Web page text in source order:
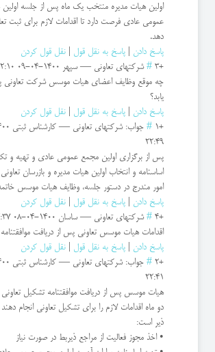
اولین هیات مدیره منتخب یک ماه پس از جلسه
عمومی عادی فرصت دارد تا اقدامات لازم برای ثبت
دهد.
پاسخ دادن
پاسخ به نقل قول
نقل قول کردن
+3
# شرکتهای تعاونی —سپهر 1400-04-09 22:10
چه موقع وظایف اعضای هیات موسس شرکت تعاونی
یابد؟
پاسخ دادن
پاسخ به نقل قول
نقل قول کردن
+1
# جواب: شرکتهای تعاونی — کارشناس ثبتی
22:49
پس از برگزاری اولین مجمع عمومی عادی و تهیه و
اساسنامه و انتخاب اولین هیات مدیره و بازرسان تعاونی
امور مندرج در دستور جلسه، وظایف هیات موسس
پاسخ دادن
پاسخ به نقل قول
نقل قول کردن
+4
# شرکتهای تعاونی —ساسان 1400-04-08 22:37
اقدامات هیات موسس تعاونی پس از دریافت
پاسخ دادن
پاسخ به نقل قول
نقل قول کردن
+2
# جواب: شرکتهای تعاونی — کارشناس ثبتی
22:41
هیات موسس پس از دریافت موافقتنامه تشکیل تعاونی
دو ماه اقدامات لازم را برای تشکیل تعاونی انجام
ذیر است:
• اخذ مجوز فعالیت از مراجع ذیربط در صورت نیاز